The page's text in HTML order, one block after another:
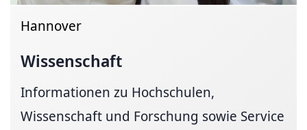
Hannover
Wissenschaft
Informationen zu Hochschulen,
Wissenschaft und Forschung sowie Service